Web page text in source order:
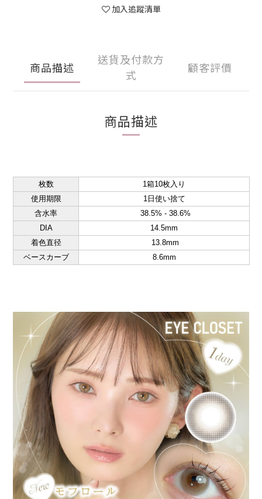
加入追蹤清單
商品描述
送貨及付款方
式
顧客評價
商品描述
枚数
1箱10枚入り
使用期限
1日使い捨て
含水率
38.5% - 38.6%
DIA
14.5mm
着色直径
13.8mm
ベースカーブ
8.6mm